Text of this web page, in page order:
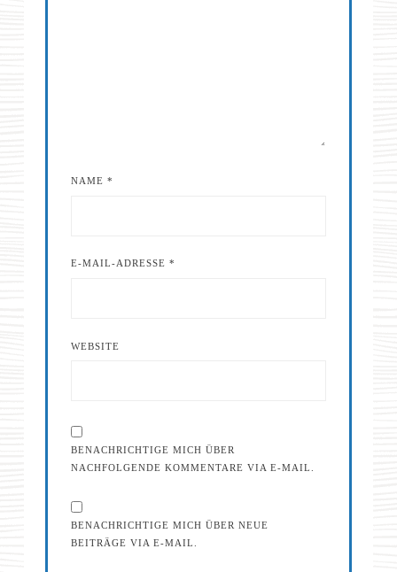
NAME *
E-MAIL-ADRESSE *
WEBSITE
BENACHRICHTIGE MICH ÜBER
NACHFOLGENDE KOMMENTARE VIA E-MAIL.
BENACHRICHTIGE MICH ÜBER NEUE
BEITRÄGE VIA E-MAIL.